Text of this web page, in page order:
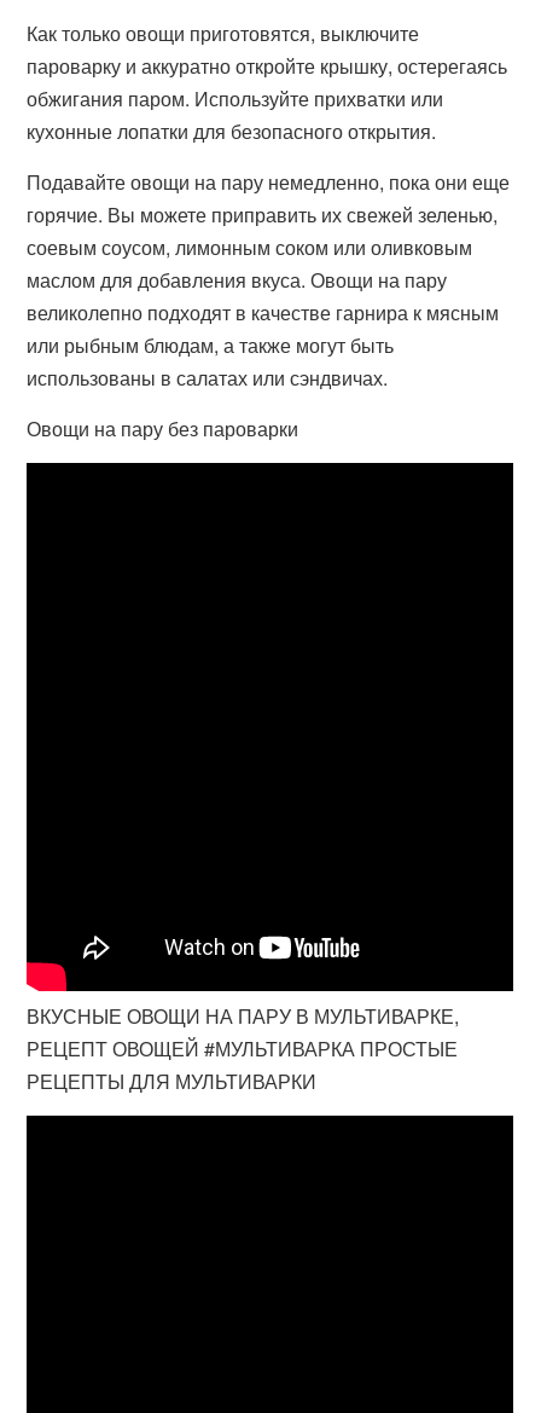
Как только овощи приготовятся, выключите
пароварку и аккуратно откройте крышку, остерегаясь
обжигания паром. Используйте прихватки или
кухонные лопатки для безопасного открытия.
Подавайте овощи на пару немедленно, пока они еще
горячие. Вы можете приправить их свежей зеленью,
соевым соусом, лимонным соком или оливковым
маслом для добавления вкуса. Овощи на пару
великолепно подходят в качестве гарнира к мясным
или рыбным блюдам, а также могут быть
использованы в салатах или сэндвичах.
Овощи на пару без пароварки
ВКУСНЫЕ ОВОЩИ НА ПАРУ В МУЛЬТИВАРКЕ,
РЕЦЕПТ ОВОЩЕЙ #МУЛЬТИВАРКА ПРОСТЫЕ
РЕЦЕПТЫ ДЛЯ МУЛЬТИВАРКИ